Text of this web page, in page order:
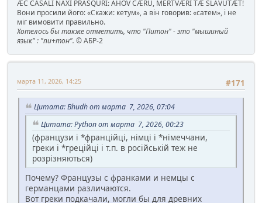
ÆC CASALI NAXI PRASQURI: AHOV CÆRU, MERTVÆRI TÆ SLAVUTÆT!
Вони просили його: «Скажи: кетум», а він говорив: «сатем», і не
міг вимовити правильно.
Хотелось бы также отметить, что "Питон" - это "мышиный
язык" : "пи+тон". © АБР-2
#171
марта 11, 2026, 14:25
Цитата: Bhudh от марта 7, 2026, 07:04
Цитата: Python от марта 7, 2026, 00:23
(французи і *франційці, німці і *німеччани,
греки і *греційці і т.п. в російській теж не
розрізняються)
Почему? Французы с франками и немцы с
германцами различаются.
Вот греки подкачали, могли бы для древних